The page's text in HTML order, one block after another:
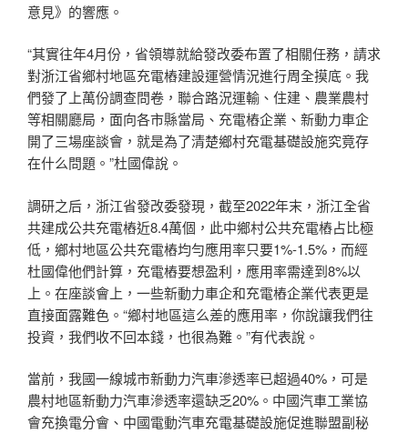
意見》的響應。
“其實往年4月份，省領導就給發改委布置了相關任務，請求
對浙江省鄉村地區充電樁建設運營情況進行周全摸底。我
們發了上萬份調查問卷，聯合路況運輸、住建、農業農村
等相關廳局，面向各市縣當局、充電樁企業、新動力車企
開了三場座談會，就是為了清楚鄉村充電基礎設施究竟存
在什么問題。”杜國偉說。
調研之后，浙江省發改委發現，截至2022年末，浙江全省
共建成公共充電樁近8.4萬個，此中鄉村公共充電樁占比極
低，鄉村地區公共充電樁均勻應用率只要1%-1.5%，而經
杜國偉他們計算，充電樁要想盈利，應用率需達到8%以
上。在座談會上，一些新動力車企和充電樁企業代表更是
直接面露難色。“鄉村地區這么差的應用率，你說讓我們往
投資，我們收不回本錢，也很為難。”有代表說。
當前，我國一線城市新動力汽車滲透率已超過40%，可是
農村地區新動力汽車滲透率還缺乏20%。中國汽車工業協
會充換電分會、中國電動汽車充電基礎設施促進聯盟副秘